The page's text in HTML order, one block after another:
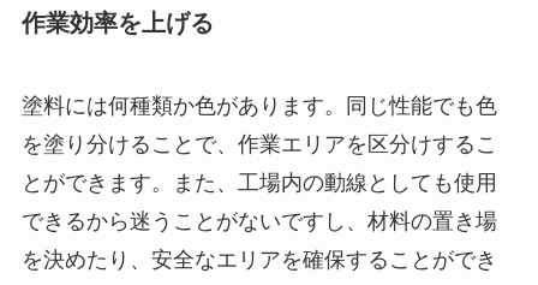
作業効率を上げる
塗料には何種類か色があります。同じ性能でも色
を塗り分けることで、作業エリアを区分けするこ
とができます。また、工場内の動線としても使用
できるから迷うことがないですし、材料の置き場
を決めたり、安全なエリアを確保することができ